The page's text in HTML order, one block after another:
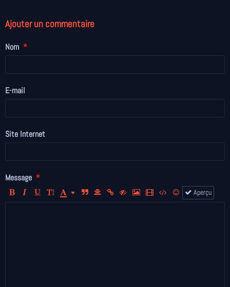
Ajouter un commentaire
Nom
E-mail
Site Internet
Message
Aperçu